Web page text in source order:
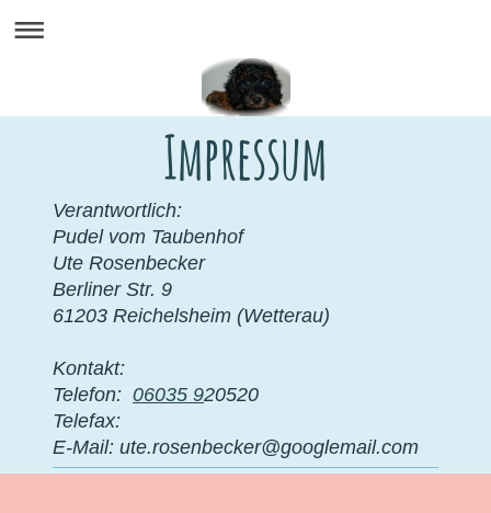
Impressum
Verantwortlich:
Pudel vom Taubenhof
Ute Rosenbecker
Berliner Str. 9
61203 Reichelsheim (Wetterau)
Kontakt:
Telefon: 06035 920520
Telefax:
E-Mail: ute.rosenbecker@googlemail.com